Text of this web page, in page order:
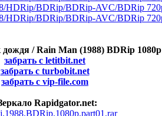
дождя / Rain Man (1988) BDRip 1080p
забрать с letitbit.net
забрать с turbobit.net
забрать с vip-file.com
Rapidgator.net: